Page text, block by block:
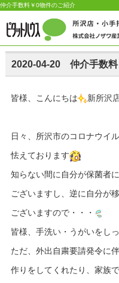
仲介手数料￥0物件のご紹介
2020-04-20 仲介手数料
皆様、こんにちは 新所沢
日々、所沢市のコロナウイ
怯えております
知らない間に自分が保菌者
ございますし、逆に自分が
ございますので・・・
皆様、手洗い・うがいをし
ただ、外出自粛要請発令に
作りをしてくれたり、家族